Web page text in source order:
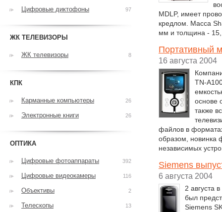
MDLP, имеет
кредлом. Масса
мм и толщина -
Портативный
16 августа 2004
TN-
основе
также
файлов в
образом, новинка
независимых
Siemens
6 августа 2004
2 августа
был
Siemens
Цифровые диктофоны 97
ЖК ТЕЛЕВИЗОРЫ
ЖК телевизоры 8
КПК
Карманные компьютеры 26
Электронные книги 26
ОПТИКА
Цифровые фотоаппараты 392
Цифровые видеокамеры 116
Объективы 2
Телескопы 13